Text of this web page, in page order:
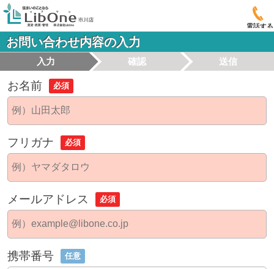
電話する
お問い合わせ内容の入力
入力 確認 送信
お名前 必須
フリガナ 必須
メールアドレス 必須
携帯番号 任意